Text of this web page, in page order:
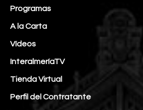
Programas
A la Carta
Vídeos
InteralmeríaTV
Tienda Virtual
Perfil del Contratante